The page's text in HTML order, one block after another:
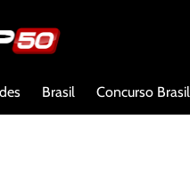
Brasil Concurso Brasil